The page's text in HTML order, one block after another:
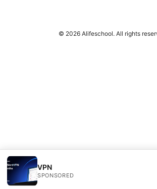
VPN
SPONSORED
© 2026 Alifeschool. All rights